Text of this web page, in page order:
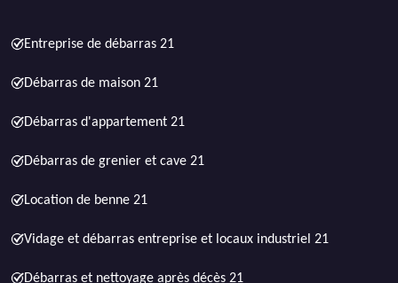
Entreprise de débarras 21
Débarras de maison 21
Débarras d'appartement 21
Débarras de grenier et cave 21
Location de benne 21
Vidage et débarras entreprise et locaux industriel 21
Débarras et nettoyage après décès 21